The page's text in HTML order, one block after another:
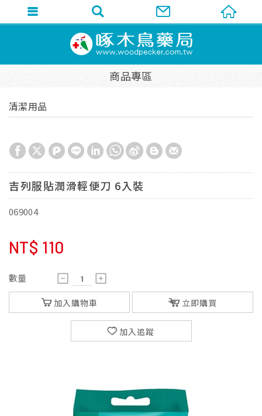
商品專區
清潔用品
吉列服貼潤滑輕便刀 6入裝
069004
NT$ 110
數量
加入購物車 立即購買
加入追蹤